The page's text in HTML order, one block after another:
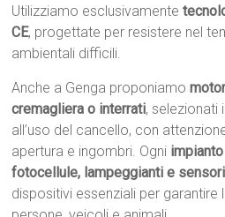
Utilizziamo esclusivamente
CE, progettate per resistere nel
ambientali difficili.
Anche a Genga proponiamo
cremagliera o interrati, selezionati
all’uso del cancello, con
apertura e ingombri. Ogni
fotocellule, lampeggianti e
dispositivi essenziali per garantire